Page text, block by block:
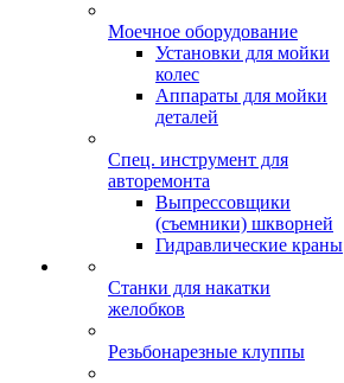
Моечное оборудование
Установки для мойки
колес
Аппараты для мойки
деталей
Спец. инструмент для
авторемонта
Выпрессовщики
(съемники) шкворней
Гидравлические краны
Станки для накатки
желобков
Резьбонарезные клуппы